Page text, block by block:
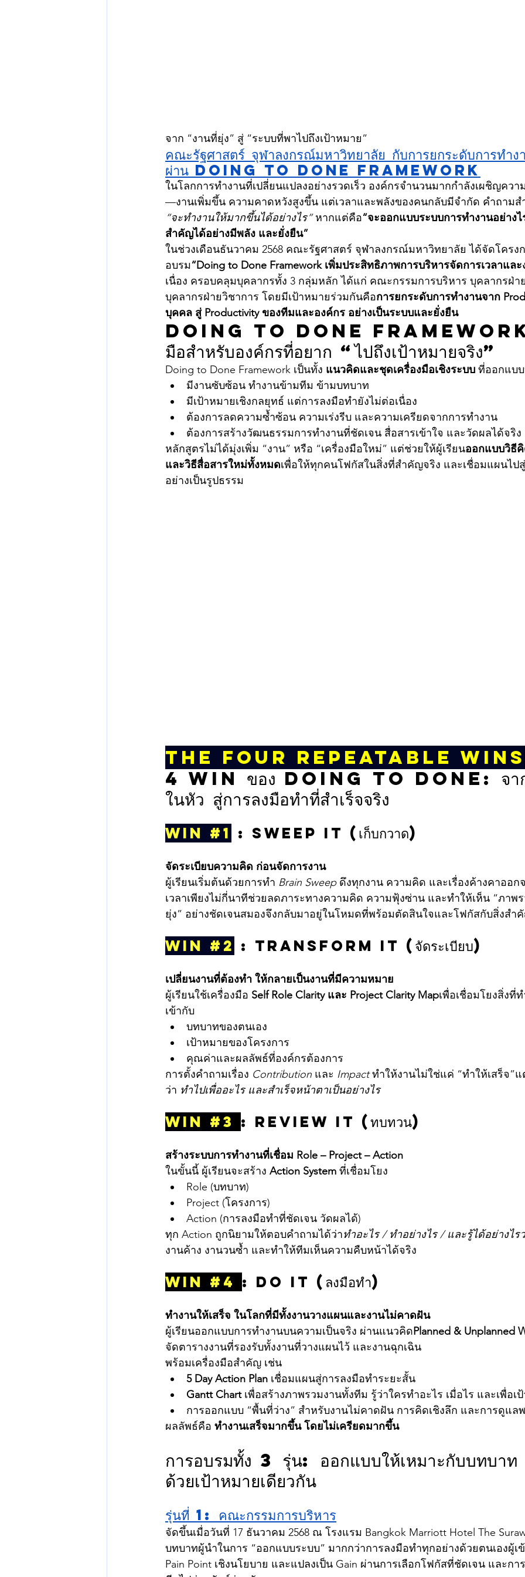
จาก “งานที่ยุ่ง” สู่ “ระบบที่พาไปถึงเป้าหมาย”
คณะรัฐศาสตร์ จุฬาลงกรณ์มหาวิทยาลัย กับการยกระดับการทำง
ผ่าน Doing to Done Framework
ในโลกการทำงานที่เปลี่ยนแปลงอย่างรวดเร็ว องค์กรจำนวนมากกำลังเผชิญควา
—งานเพิ่มขึ้น ความคาดหวังสูงขึ้น แต่เวลาและพลังของคนกลับมีจำกัด คำถาม
“จะทำงานให้มากขึ้นได้อย่างไร” หากแต่คือ“จะออกแบบระบบการทำงานอย่าง
สำคัญได้อย่างมีพลัง และยั่งยืน”
ในช่วงเดือนธันวาคม 2568 คณะรัฐศาสตร์ จุฬาลงกรณ์มหาวิทยาลัย ได้จัดโครง
อบรม“Doing to Done Framework เพิ่มประสิทธิภาพการบริหารจัดการเวลาและ
เนื่อง ครอบคลุมบุคลากรทั้ง 3 กลุ่มหลัก ได้แก่ คณะกรรมการบริหาร บุคลากรฝ่า
บุคลากรฝ่ายวิชาการ โดยมีเป้าหมายร่วมกันคือการยกระดับการทำงานจาก
บุคคล สู่ Productivity ของทีมและองค์กร อย่างเป็นระบบและยั่งยืน
Doing to Done Framework:
มือสำหรับองค์กรที่อยาก “ไปถึงเป้าหมายจริง”
Doing to Done Framework เป็นทั้ง แนวคิดและชุดเครื่องมือเชิงระบบ ที่ออกแบ
มีงานซับซ้อน ทำงานข้ามทีม ข้ามบทบาท
มีเป้าหมายเชิงกลยุทธ์ แต่การลงมือทำยังไม่ต่อเนื่อง
ต้องการลดความซ้ำซ้อน ความเร่งรีบ และความเครียดจากการทำงาน
ต้องการสร้างวัฒนธรรมการทำงานที่ชัดเจน สื่อสารเข้าใจ และวัดผลได้จริง
หลักสูตรไม่ได้มุ่งเพิ่ม “งาน” หรือ “เครื่องมือใหม่” แต่ช่วยให้ผู้เรียนออกแบบวิธี
และวิธีสื่อสารใหม่ทั้งหมดเพื่อให้ทุกคนโฟกัสในสิ่งที่สำคัญจริง และเชื่อมแผนไป
อย่างเป็นรูปธรรม
The Four Repeatable Wins
4 WIN ของ Doing to Done: จาก
ในหัว สู่การลงมือทำที่สำเร็จจริง
WIN #1 : Sweep It (เก็บกวาด)
จัดระเบียบความคิด ก่อนจัดการงาน
ผู้เรียนเริ่มต้นด้วยการทำ Brain Sweep ดึงทุกงาน ความคิด และเรื่องค้างคาออก
เวลาเพียงไม่กี่นาทีช่วยลดภาระทางความคิด ความฟุ้งซ่าน และทำให้เห็น “ภาพ
ยุ่ง” อย่างชัดเจนสมองจึงกลับมาอยู่ในโหมดที่พร้อมตัดสินใจและโฟกัสกับสิ่งสำคั
WIN #2 : Transform It (จัดระเบียบ)
เปลี่ยนงานที่ต้องทำ ให้กลายเป็นงานที่มีความหมาย
ผู้เรียนใช้เครื่องมือ Self Role Clarity และ Project Clarity Mapเพื่อเชื่อมโยงสิ่งที่
เข้ากับ
บทบาทของตนเอง
เป้าหมายของโครงการ
คุณค่าและผลลัพธ์ที่องค์กรต้องการ
การตั้งคำถามเรื่อง Contribution และ Impact ทำให้งานไม่ใช่แค่ “ทำให้เสร็จ”
ว่า ทำไปเพื่ออะไร และสำเร็จหน้าตาเป็นอย่างไร
WIN #3 : Review It (ทบทวน)
สร้างระบบการทำงานที่เชื่อม Role – Project – Action
ในขั้นนี้ ผู้เรียนจะสร้าง Action System ที่เชื่อมโยง
Role (บทบาท)
Project (โครงการ)
Action (การลงมือทำที่ชัดเจน วัดผลได้)
ทุก Action ถูกนิยามให้ตอบคำถามได้ว่าทำอะไร / ทำอย่างไร / และรู้ได้อย่างไร
งานค้าง งานวนซ้ำ และทำให้ทีมเห็นความคืบหน้าได้จริง
WIN #4 : Do It (ลงมือทำ)
ทำงานให้เสร็จ ในโลกที่มีทั้งงานวางแผนและงานไม่คาดฝัน
ผู้เรียนออกแบบการทำงานบนความเป็นจริง ผ่านแนวคิดPlanned & Unplanned
จัดตารางงานที่รองรับทั้งงานที่วางแผนไว้ และงานฉุกเฉิน
พร้อมเครื่องมือสำคัญ เช่น
5 Day Action Plan เชื่อมแผนสู่การลงมือทำระยะสั้น
Gantt Chart เพื่อสร้างภาพรวมงานทั้งทีม รู้ว่าใครทำอะไร เมื่อไร และเพื่อเ
การออกแบบ “พื้นที่ว่าง” สำหรับงานไม่คาดฝัน การคิดเชิงลึก และการดูแล
ผลลัพธ์คือ ทำงานเสร็จมากขึ้น โดยไม่เครียดมากขึ้น
การอบรมทั้ง 3 รุ่น: ออกแบบให้เหมาะกับบทบาท
ด้วยเป้าหมายเดียวกัน
รุ่นที่ 1: คณะกรรมการบริหาร
จัดขึ้นเมื่อวันที่ 17 ธันวาคม 2568 ณ โรงแรม Bangkok Marriott Hotel The
บทบาทผู้นำในการ “ออกแบบระบบ” มากกว่าการลงมือทำทุกอย่างด้วยตนเองผู้เ
Pain Point เชิงนโยบาย และแปลงเป็น Gain ผ่านการเลือกโฟกัสที่ชัดเจน และกา